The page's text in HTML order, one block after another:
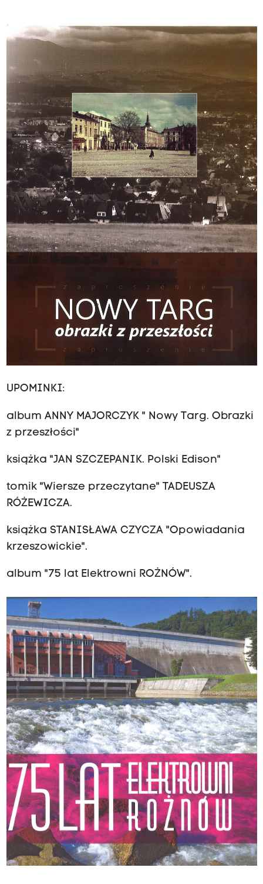
UPOMINKI:
album ANNY MAJORCZYK " Nowy Targ. Obrazki
z przeszłości"
książka "JAN SZCZEPANIK. Polski Edison"
tomik "Wiersze przeczytane" TADEUSZA
RÓŻEWICZA.
książka STANISŁAWA CZYCZA "Opowiadania
krzeszowickie".
album "75 lat Elektrowni ROŻNÓW".